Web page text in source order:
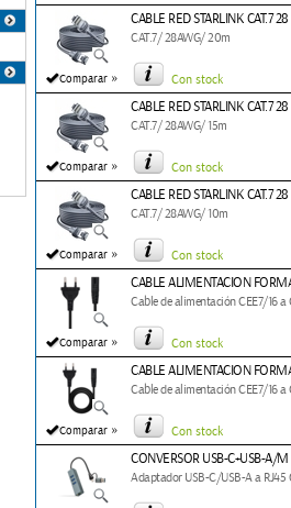
Comparar »
CABLE RED STARLINK CAT.7
CAT.7/ 28AWG/ 20m
Con stock
Comparar »
CABLE RED STARLINK CAT.7
CAT.7/ 28AWG/ 15m
Con stock
Comparar »
CABLE RED STARLINK CAT.7
CAT.7/ 28AWG/ 10m
Con stock
Comparar »
CABLE ALIMENTACION
Cable de alimentación CEE7/16
Con stock
Comparar »
CABLE ALIMENTACION
Cable de alimentación CEE7/16
Con stock
CONVERSOR USB-C+USB-A/
Adaptador USB-C/USB-A a